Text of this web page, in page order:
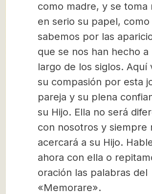
como madre, y se toma
en serio su papel, como
sabemos por las
que se nos han hecho a
largo de los siglos. Aquí
su compasión por esta
pareja y su plena
su Hijo. Ella no será
con nosotros y siempre
acercará a su Hijo.
ahora con ella o
oración las palabras del
«Memorare».